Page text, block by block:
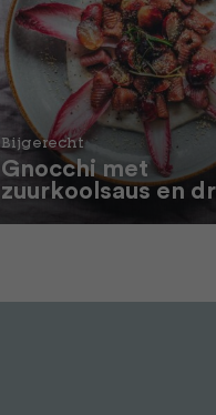
Bijgerecht
Gnocchi met
zuurkoolsaus en